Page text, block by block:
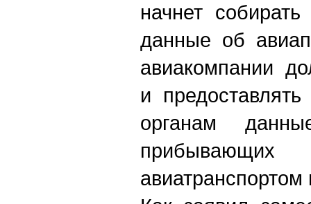
начнет
данные об
авиакомпании
и
органам